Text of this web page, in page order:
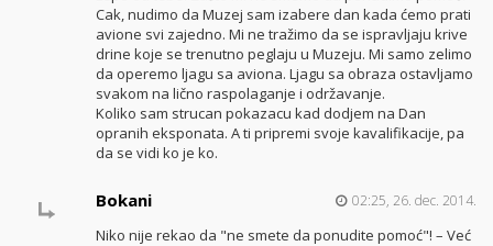
Cak, nudimo da Muzej sam izabere dan kada ćemo prati
avione svi zajedno. Mi ne tražimo da se ispravljaju krive
drine koje se trenutno peglaju u Muzeju. Mi samo zelimo
da operemo ljagu sa aviona. Ljagu sa obraza ostavljamo
svakom na lično raspolaganje i održavanje.
Koliko sam strucan pokazacu kad dodjem na Dan
opranih eksponata. A ti pripremi svoje kavalifikacije, pa
da se vidi ko je ko.
Bokani 02:25, 26. dec. 2014.
Niko nije rekao da "ne smete da ponudite pomoć"! – Već